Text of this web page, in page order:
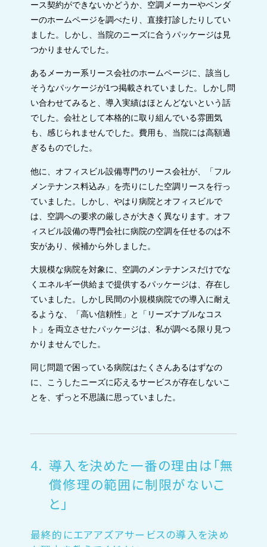
ース契約ができないかどうか、空調メーカーやベンダ
ーのホームページを調べたり、直接打診したりしてい
ました。しかし、当院のニーズに合うパッケージは見
つかりませんでした。
あるメーカー系リース会社のホームページに、該当し
そうなパッケージが1つ掲載されていました。しかし問
い合わせてみると、導入実績はほとんどないという話
でした。会社として本格的に取り組んでいる雰囲気
も、感じられませんでした。費用も、当院には高額過
ぎるものでした。
他に、オフィスビル設備専門のリース会社が、「フル
メンテナンス料込み」を売りにした空調リースを行っ
ていました。しかし、やはり病院とオフィスビルで
は、空調への要求の厳しさが大きく異なります。オフ
ィスビル設備の専門会社に病院の空調を任せるのは不
安があり、候補から外しました。
大規模な病院を対象に、空調のメンテナンスだけでな
くエネルギー供給まで提供するパッケージは、存在し
ていました。しかし民間の小規模病院での導入に耐え
るような、「高い信頼性」と「リーズナブルなコス
ト」を両立させたパッケージは、私が調べる限り見つ
かりませんでした。
同じ問題で困っている病院はたくさんあるはずなの
に、こうしたニーズに応えるサービスが存在しないこ
とを、ずっと不思議に思っていました。
4. 導入を決めた一番の理由は「無
償修理の範囲に制限がないこ
と」
最終的にエアアズアサービスの導入を決め